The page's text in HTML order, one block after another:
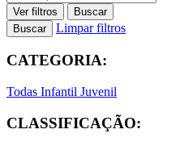
Ver filtros
Buscar
Buscar
Limpar filtros
CATEGORIA:
Todas Infantil Juvenil
CLASSIFICAÇÃO: